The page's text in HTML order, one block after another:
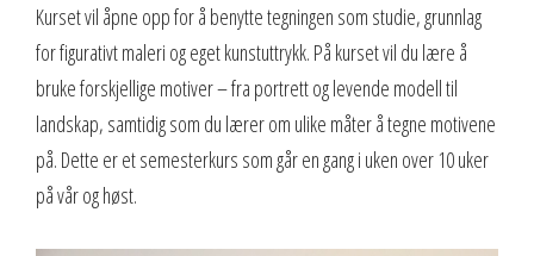
Kurset vil åpne opp for å benytte tegningen som studie, grunnlag
for figurativt maleri og eget kunstuttrykk. På kurset vil du lære å
bruke forskjellige motiver – fra portrett og levende modell til
landskap, samtidig som du lærer om ulike måter å tegne motivene
på. Dette er et semesterkurs som går en gang i uken over 10 uker
på vår og høst.